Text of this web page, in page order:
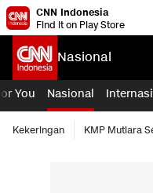
CNN Indonesia
Find it on Play Store
Nasional
You Nasional
Kekeringan KMP Mutiara